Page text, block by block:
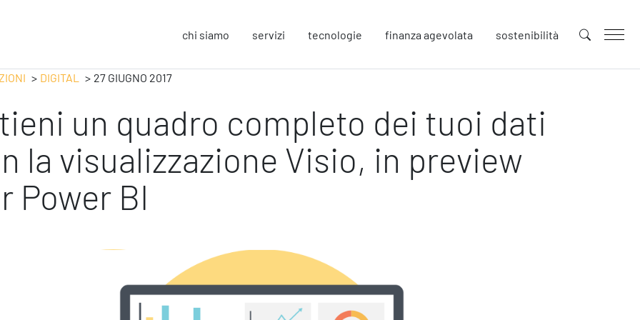
chi siamo servizi tecnologie finanza agevolata sostenibilità
Strategy
Change Management
Business Process Improvement
Marketing Strategico
Finanza Strategica
Future
Sostenibilità
Collaborative Design
Operation Safety
DIGITAL 27 GIUGNO 2017
un quadro completo dei tuoi dati
la visualizzazione Visio, in preview
Power BI